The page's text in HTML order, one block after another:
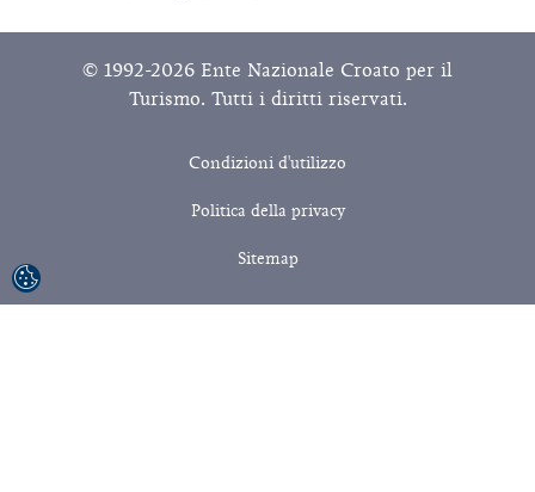
© 1992-2026 Ente Nazionale Croato per il
Turismo. Tutti i diritti riservati.
Condizioni d'utilizzo
Politica della privacy
Sitemap